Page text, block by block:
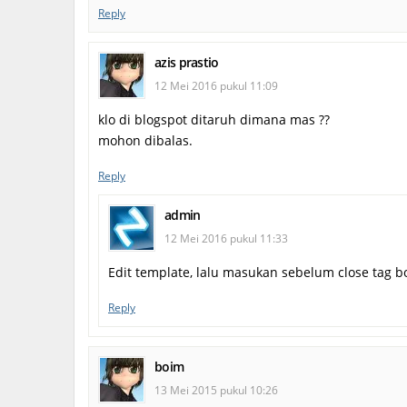
Reply
azis prastio
12 Mei 2016 pukul 11:09
klo di blogspot ditaruh dimana mas ??
mohon dibalas.
Reply
admin
12 Mei 2016 pukul 11:33
Edit template, lalu masukan sebelum close tag
Reply
boim
13 Mei 2015 pukul 10:26